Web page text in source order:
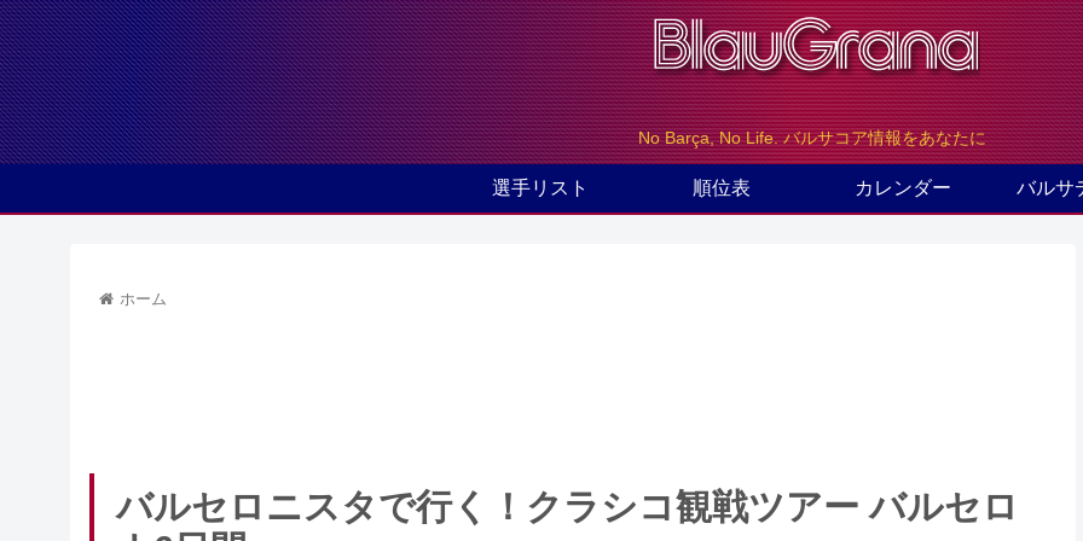
No Barça, No Life. バルサコア情報をあなたに
選手リスト 順位表 カレンダー バルサ
ホーム
バルセロニスタで行く！クラシコ観戦ツアー バルセロ